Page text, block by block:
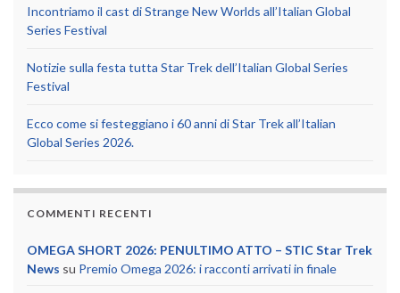
Incontriamo il cast di Strange New Worlds all’Italian Global
Series Festival
Notizie sulla festa tutta Star Trek dell’Italian Global Series
Festival
Ecco come si festeggiano i 60 anni di Star Trek all’Italian
Global Series 2026.
COMMENTI RECENTI
OMEGA SHORT 2026: PENULTIMO ATTO – STIC Star Trek
News su Premio Omega 2026: i racconti arrivati in finale